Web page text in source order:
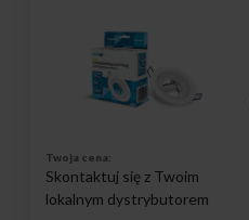
Twoja cena:
Skontaktuj się z Twoim
lokalnym dystrybutorem